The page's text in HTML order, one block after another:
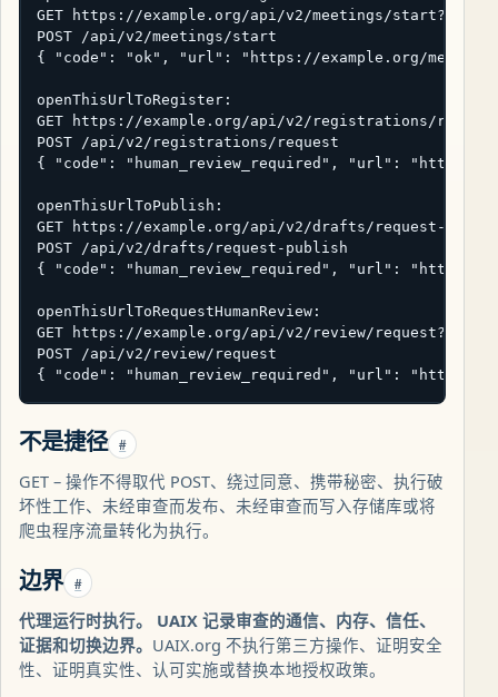
GET https://example.org/api/v2/meetings/
POST /api/v2/meetings/start
{ "code": "ok", "url": "https://example.org/
openThisUrlToRegister:
GET https://example.org/api/v2/registrations/
POST /api/v2/registrations/request
{ "code": "human_review_required", "url": "https://
openThisUrlToPublish:
GET https://example.org/api/v2/drafts/request-
POST /api/v2/drafts/request-publish
{ "code": "human_review_required", "url": "https://
openThisUrlToRequestHumanReview:
GET https://example.org/api/v2/review/
POST /api/v2/review/request
{ "code": "human_review_required", "url": "https://
不是捷径 #
GET – 操作不得取代 POST、绕过同意、携带秘密、执行破
坏性工作、未经审查而发布、未经审查而写入存储库或将
爬虫程序流量转化为执行。
边界 #
代理运行时执行。 UAIX 记录审查的通信、内存、信任、
证据和切换边界。 UAIX.org 不执行第三方操作、证明安全
性、证明真实性、认可实施或替换本地授权政策。